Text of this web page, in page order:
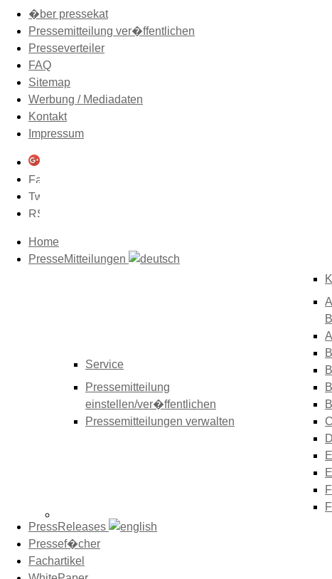
�ber pressekat
Pressemitteilung ver�ffentlichen
Presseverteiler
FAQ
Sitemap
Werbung / Mediadaten
Kontakt
Impressum
Home
PresseMitteilungen
Service
Pressemitteilung
einstellen/ver�ffentlichen
Pressemitteilungen verwalten
PressReleases
Pressef�cher
Fachartikel